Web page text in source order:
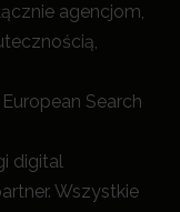
agencjom,
Search
digital
Wszystkie